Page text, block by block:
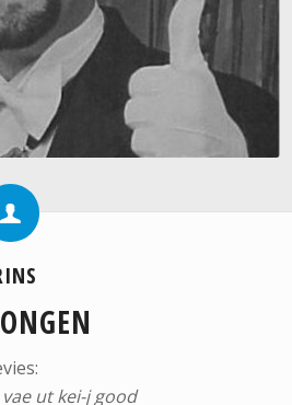
ut kei-j good